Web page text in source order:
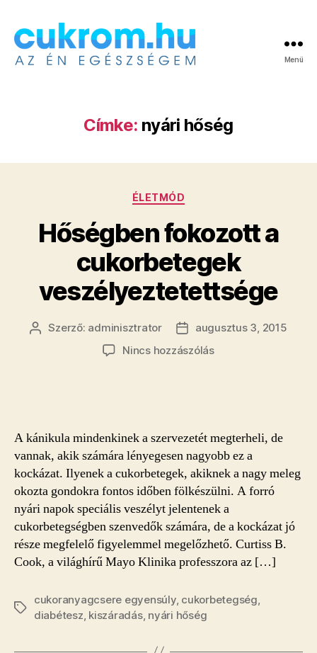
Menü
Címke: nyári hőség
Kategóriák
ÉLETMÓD
Hőségben fokozott a
cukorbetegek
veszélyeztetettsége
Bejegyzés
Szerző: adminisztrator
Bejegyzés
dátuma
augusztus 3, 2015
Nincs hozzászólása(z)
bejegyzéshez
A kánikula mindenkinek a szervezetét megterheli, de
vannak, akik számára lényegesen nagyobb ez a
kockázat. Ilyenek a cukorbetegek, akiknek a nagy meleg
okozta gondokra fontos időben fölkészülni. A forró
nyári napok speciális veszélyt jelentenek a
cukorbetegségben szenvedők számára, de a kockázat jó
része megfelelő figyelemmel megelőzhető. Curtiss B.
Cook, a világhírű Mayo Klinika professzora az […]
Címkék
cukoranyagcsere egyensúly, cukorbetegség
diabétesz kiszáradás, nyári hőség